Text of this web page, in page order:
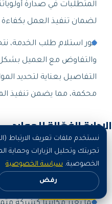
المتطلبات في صدارة
لضمان تنفيذ العمل
فور استلام طلب الخدمة،
والتفاوض مع العميل
التفاصيل بعناية لتحديد
محكمة، مما يضمن تنفيذ
الإدارة الفعّالة للموارد
نحرص في شركتنا على الإدارة
والوقت، هذا النهج يسهم في
اطلب الآن
نستخدم ملفات تعريف الارتباط
تجربتك وتحليل الزيارات وحماية
الخصوصية. سياسة الخصوصية
رفض